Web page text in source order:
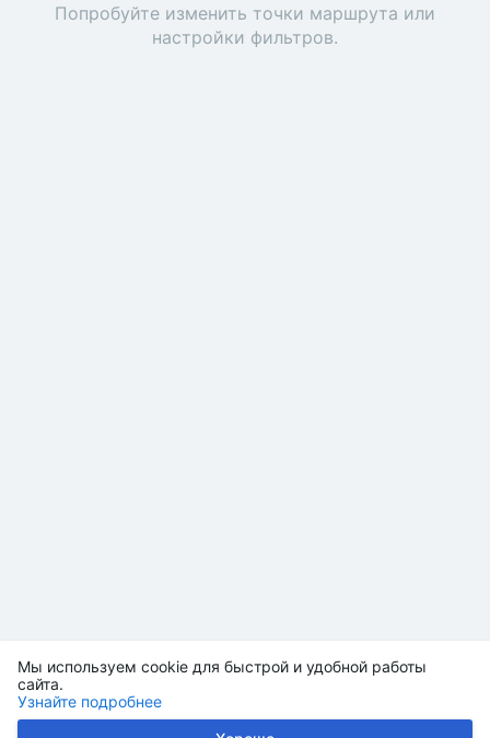
Мы используем cookie для быстрой и удобной работы
сайта.
Узнайте подробнее
Попробуйте изменить точки маршрута или
настройки фильтров.